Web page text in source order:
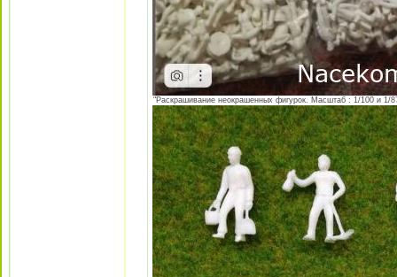
"Раскрашивание неокрашенных фигурок. Масштаб : 1/100 и 1/